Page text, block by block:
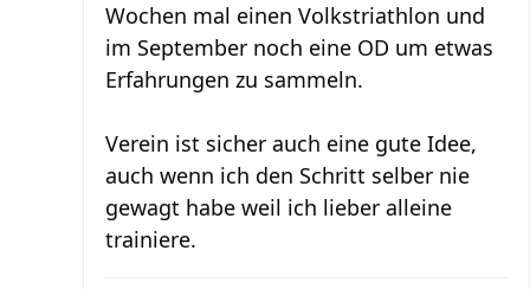
Wochen mal einen Volkstriathlon und
im September noch eine OD um etwas
Erfahrungen zu sammeln.
Verein ist sicher auch eine gute Idee,
auch wenn ich den Schritt selber nie
gewagt habe weil ich lieber alleine
trainiere.